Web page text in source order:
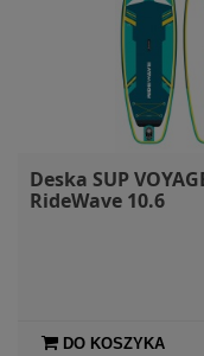
Deska SUP
RideWave 10.6
DO KOSZYKA